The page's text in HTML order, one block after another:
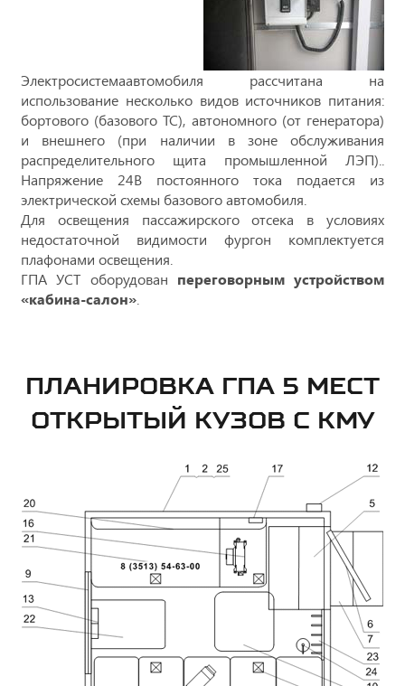
Электросистемаавтомобиля рассчитана на
использование несколько видов источников питания:
бортового (базового ТС), автономного (от генератора)
и внешнего (при наличии в зоне обслуживания
распределительного щита промышленной ЛЭП)..
Напряжение 24В постоянного тока подается из
электрической схемы базового автомобиля.
Для освещения пассажирского отсека в условиях
недостаточной видимости фургон комплектуется
плафонами освещения.
ГПА УСТ оборудован переговорным устройством
«кабина-салон»
ПЛАНИРОВКА ГПА 5 МЕСТ
ОТКРЫТЫЙ КУЗОВ С КМУ